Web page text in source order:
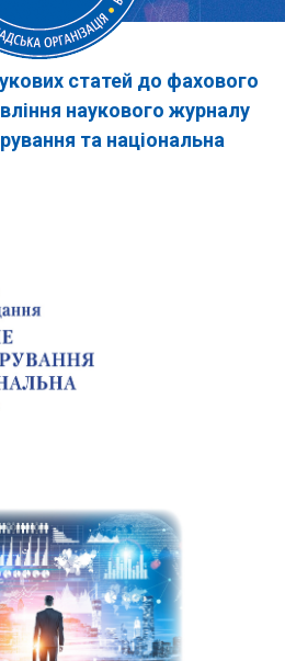
статей до фахового
наукового журналу
та національна